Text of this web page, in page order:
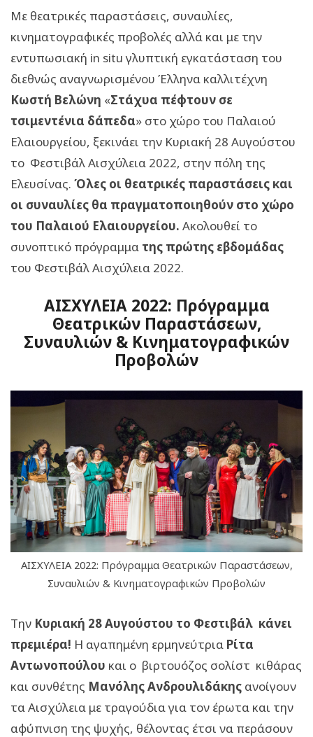
Με θεατρικές παραστάσεις, συναυλίες,
κινηματογραφικές προβολές αλλά και με την
εντυπωσιακή in situ γλυπτική εγκατάσταση του
διεθνώς αναγνωρισμένου Έλληνα καλλιτέχνη
Κωστή Βελώνη «Στάχυα πέφτουν σε
τσιμεντένια δάπεδα» στο χώρο του Παλαιού
Ελαιουργείου, ξεκινάει την Κυριακή 28 Αυγούστου
το Φεστιβάλ Αισχύλεια 2022, στην πόλη της
Ελευσίνας. Όλες οι θεατρικές παραστάσεις και
οι συναυλίες θα πραγματοποιηθούν στο χώρο
του Παλαιού Ελαιουργείου. Ακολουθεί το
συνοπτικό πρόγραμμα της πρώτης εβδομάδας
του Φεστιβάλ Αισχύλεια 2022.
ΑΙΣΧΥΛΕΙΑ 2022: Πρόγραμμα
Θεατρικών Παραστάσεων,
Συναυλιών & Κινηματογραφικών
Προβολών
ΑΙΣΧΥΛΕΙΑ 2022: Πρόγραμμα Θεατρικών Παραστάσεων,
Συναυλιών & Κινηματογραφικών Προβολών
Την Κυριακή 28 Αυγούστου το Φεστιβάλ κάνει
πρεμιέρα! Η αγαπημένη ερμηνεύτρια Ρίτα
Αντωνοπούλου και ο βιρτουόζος σολίστ κιθάρας
και συνθέτης Μανόλης Ανδρουλιδάκης ανοίγουν
τα Αισχύλεια με τραγούδια για τον έρωτα και την
αφύπνιση της ψυχής, θέλοντας έτσι να περάσουν